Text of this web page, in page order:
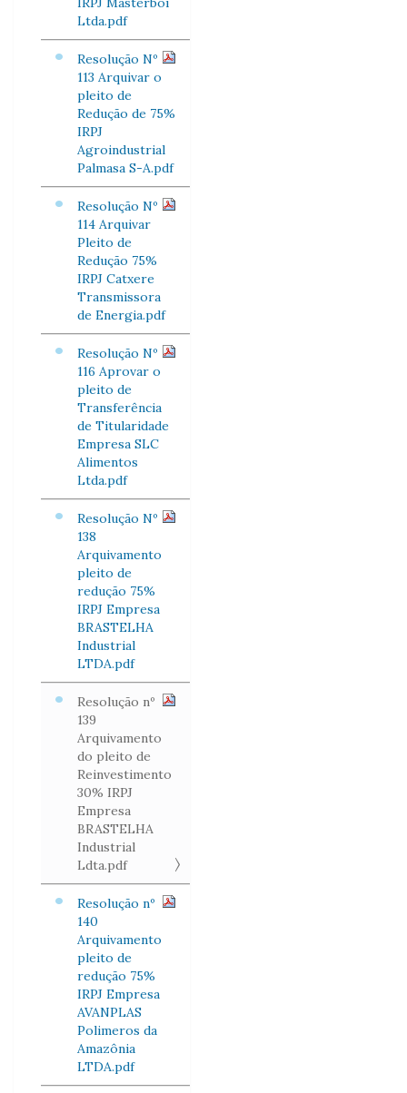
Ltda.pdf
Resolução Nº
113 Arquivar o
pleito de
Redução de 75%
IRPJ
Agroindustrial
Palmasa S-A.pdf
Resolução Nº
114 Arquivar
Pleito de
Redução 75%
IRPJ Catxere
Transmissora
de Energia.pdf
Resolução Nº
116 Aprovar o
pleito de
Transferência
de Titularidade
Empresa SLC
Alimentos
Ltda.pdf
Resolução Nº
138
Arquivamento
pleito de
redução 75%
IRPJ Empresa
BRASTELHA
Industrial
LTDA.pdf
Resolução nº
139
Arquivamento
do pleito de
Reinvestimento
30% IRPJ
Empresa
BRASTELHA
Industrial
Ldta.pdf
Resolução nº
140
Arquivamento
pleito de
redução 75%
IRPJ Empresa
AVANPLAS
Polimeros da
Amazônia
LTDA.pdf